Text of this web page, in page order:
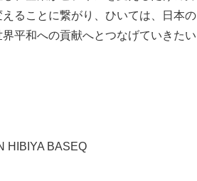
ることに繋がり、ひいては、日本の
平和への貢献へとつなげていきたい
HIBIYA BASEQ